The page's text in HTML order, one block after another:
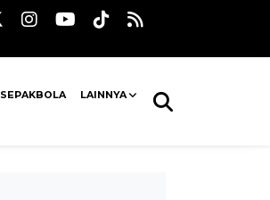
SEPAKBOLA LAINNYA